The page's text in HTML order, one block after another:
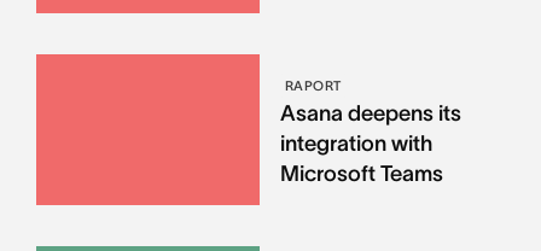
RAPORT
Asana deepens its
integration with
Microsoft Teams